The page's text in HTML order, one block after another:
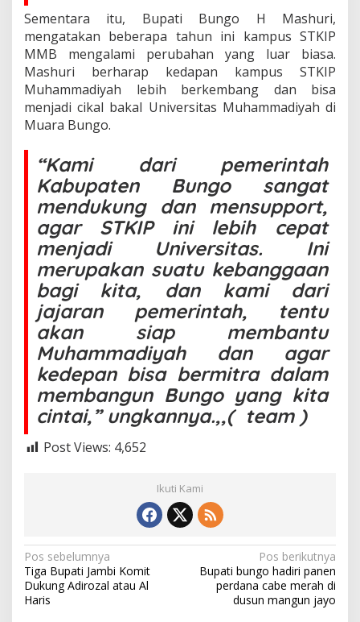
Sementara itu, Bupati Bungo H Mashuri,
mengatakan beberapa tahun ini kampus STKIP
MMB mengalami perubahan yang luar biasa.
Mashuri berharap kedapan kampus STKIP
Muhammadiyah lebih berkembang dan bisa
menjadi cikal bakal Universitas Muhammadiyah di
Muara Bungo.
“Kami dari pemerintah
Kabupaten Bungo sangat
mendukung dan mensupport,
agar STKIP ini lebih cepat
menjadi Universitas. Ini
merupakan suatu kebanggaan
bagi kita, dan kami dari
jajaran pemerintah, tentu
akan siap membantu
Muhammadiyah dan agar
kedepan bisa bermitra dalam
membangun Bungo yang kita
cintai,” ungkannya.,,( team )
Post Views: 4,652
Ikuti Kami
N
a
v
Pos sebelumnya
Tiga Bupati Jambi Komit
Dukung Adirozal atau Al
Haris
Pos berikutnya
Bupati bungo hadiri panen
perdana cabe merah di
dusun mangun jayo